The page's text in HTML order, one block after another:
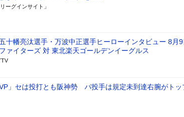
ーグインサイト」
十幡亮汰選手・万波中正選手ヒーローインタビュー 8月9
ァイターズ 対 東北楽天ゴールデンイーグルス
TV
」セは投打とも阪神勢 パ投手は規定未到達右腕がトッ